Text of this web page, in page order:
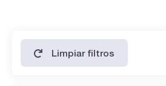
Limpiar filtros